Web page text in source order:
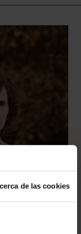
de las cookies